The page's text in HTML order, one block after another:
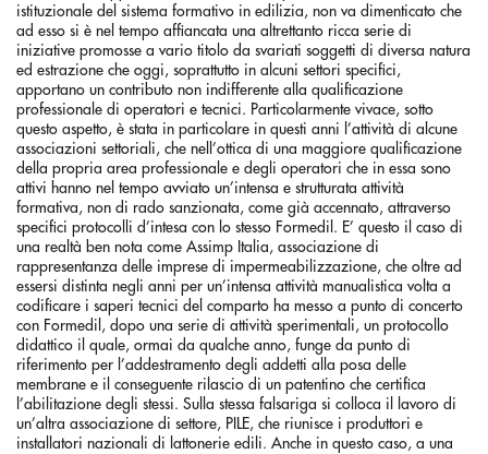
istituzionale del sistema formativo in edilizia, non va dimenticato che
ad esso si è nel tempo affiancata una altrettanto ricca serie di
iniziative promosse a vario titolo da svariati soggetti di diversa natura
ed estrazione che oggi, soprattutto in alcuni settori specifici,
apportano un contributo non indifferente alla qualificazione
professionale di operatori e tecnici. Particolarmente vivace, sotto
questo aspetto, è stata in particolare in questi anni l’attività di alcune
associazioni settoriali, che nell’ottica di una maggiore qualificazione
della propria area professionale e degli operatori che in essa sono
attivi hanno nel tempo avviato un’intensa e strutturata attività
formativa, non di rado sanzionata, come già accennato, attraverso
specifici protocolli d’intesa con lo stesso Formedil. E’ questo il caso di
una realtà ben nota come Assimp Italia, associazione di
rappresentanza delle imprese di impermeabilizzazione, che oltre ad
essersi distinta negli anni per un’intensa attività manualistica volta a
codificare i saperi tecnici del comparto ha messo a punto di concerto
con Formedil, dopo una serie di attività sperimentali, un protocollo
didattico il quale, ormai da qualche anno, funge da punto di
riferimento per l’addestramento degli addetti alla posa delle
membrane e il conseguente rilascio di un patentino che certifica
l’abilitazione degli stessi. Sulla stessa falsariga si colloca il lavoro di
un’altra associazione di settore, PILE, che riunisce i produttori e
installatori nazionali di lattonerie edili. Anche in questo caso, a una